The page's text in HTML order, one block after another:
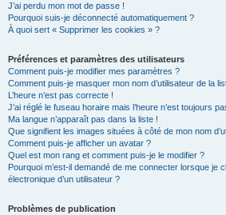
J’ai perdu mon mot de passe !
Pourquoi suis-je déconnecté automatiquement ?
À quoi sert « Supprimer les cookies » ?
Préférences et paramètres des utilisateurs
Comment puis-je modifier mes paramètres ?
Comment puis-je masquer mon nom d’utilisateur de la
L’heure n’est pas correcte !
J’ai réglé le fuseau horaire mais l’heure n’est toujours
Ma langue n’apparaît pas dans la liste !
Que signifient les images situées à côté de mon nom
Comment puis-je afficher un avatar ?
Quel est mon rang et comment puis-je le modifier ?
Pourquoi m’est-il demandé de me connecter lorsque je
électronique d’un utilisateur ?
Problèmes de publication